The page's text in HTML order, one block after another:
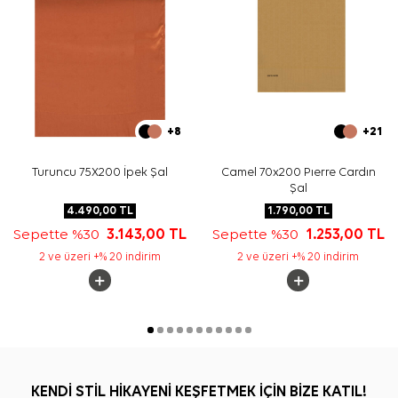
+8
Turuncu 75X200 İpek Şal
4.490,00TL
Sepette %30 3.143,00 TL
2 ve üzeri +% 20 indirim
+21
Camel 70x200 Pıerre Cardın
Şal
1.790,00TL
Sepette %30 1.253,00 TL
2 ve üzeri +% 20 indirim
KENDİ STİL HİKAYENİ KEŞFETMEK İÇİN BİZE KATIL!